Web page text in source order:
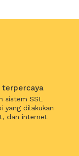
terpercaya
sistem SSL
yang dilakukan
dan internet